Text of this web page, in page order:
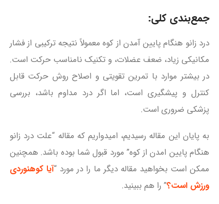
جمع‌بندی کلی:
درد زانو هنگام پایین آمدن از کوه معمولاً نتیجه ترکیبی از فشار
مکانیکی زیاد، ضعف عضلات، و تکنیک نامناسب حرکت است.
در بیشتر موارد با تمرین تقویتی و اصلاح روش حرکت قابل
کنترل و پیشگیری است، اما اگر درد مداوم باشد، بررسی
پزشکی ضروری است.
به پایان این مقاله رسیدیم، امیدواریم که مقاله “علت درد زانو
هنگام پایین امدن از کوه” مورد قبول شما بوده باشد. همچنین
ممکن است بخواهید مقاله دیگر ما را در مورد “آیا کوهنوردی
ورزش است؟” را هم ببینید.